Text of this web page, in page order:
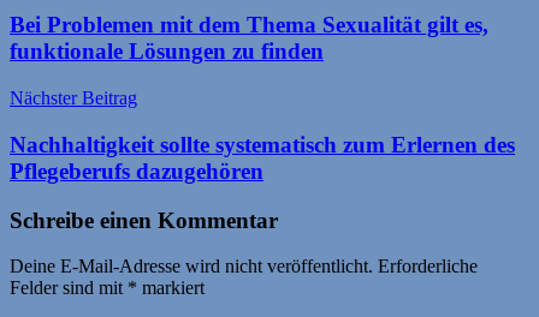
Bei Problemen mit dem Thema Sexualität gilt es,
funktionale Lösungen zu finden
Nächster Beitrag
Nachhaltigkeit sollte systematisch zum Erlernen des
Pflegeberufs dazugehören
Schreibe einen Kommentar
Deine E-Mail-Adresse wird nicht veröffentlicht. Erforderliche
Felder sind mit * markiert